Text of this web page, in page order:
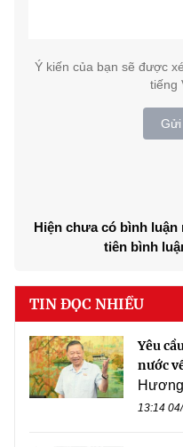
Ý kiến của bạn sẽ được
tiếng
Hiện chưa có bình
tiên bình
TIN ĐỌC NHIỀU
Yêu
nước
13:14